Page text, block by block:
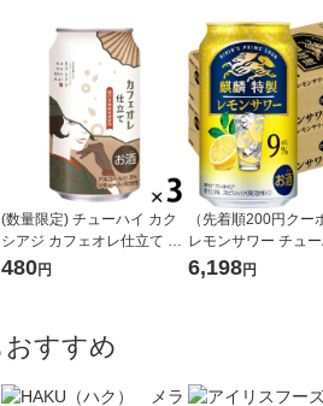
(数量限定) チューハイ カク
シアジ カフェオレ仕立て 缶
350ml 3本
480円
（先着順200円クー
レモンサワー チューハ
麟特製 レモン ALC.9
6,198円
すすめ